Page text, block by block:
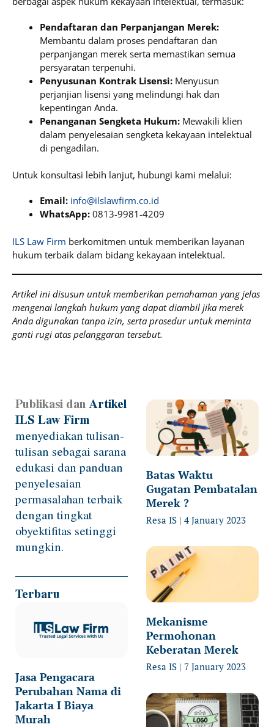
Pendaftaran dan Perpanjangan Merek:
Membantu dalam proses pendaftaran dan
perpanjangan merek serta memastikan semua
persyaratan terpenuhi.
Penyusunan Kontrak Lisensi: Menyusun
perjanjian lisensi yang melindungi hak dan
kepentingan Anda.
Penanganan Sengketa Hukum: Mewakili klien
dalam penyelesaian sengketa kekayaan intelektual
di pengadilan.
Untuk konsultasi lebih lanjut, hubungi kami melalui:
Email: info@ilslawfirm.co.id
WhatsApp: 0813-9981-4209
ILS Law Firm berkomitmen untuk memberikan layanan
hukum terbaik dalam bidang kekayaan intelektual.
Artikel ini disusun untuk memberikan pemahaman yang jelas
mengenai langkah hukum yang dapat diambil jika merek
Anda digunakan tanpa izin, serta prosedur untuk meminta
ganti rugi atas pelanggaran tersebut.
Publikasi danArtikel
ILS Law Firm
menyediakan tulisan-
tulisan sebagai sarana
edukasi dan panduan
penyelesaian
permasalahan terbaik
dengan tingkat
obyektifitas setinggi
mungkin.
Terbaru
Jasa Pengacara
Perubahan Nama di
Jakarta I Biaya
Murah
Batas Waktu
Gugatan Pembatalan
Merek ?
Resa IS 4 January 2023
Mekanisme
Permohonan
Keberatan Merek
Resa IS 7 January 2023
PagePagePage Page